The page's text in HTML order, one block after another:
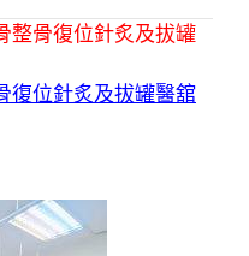
整骨復位針炙及拔罐
復位針炙及拔罐醫舘